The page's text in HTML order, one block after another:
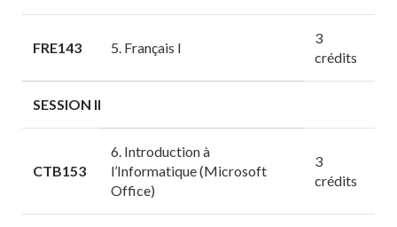
FRE143 5. Français I
3
crédits
SESSION II
CTB153
6. Introduction à
l’Informatique (Microsoft
Office)
3
crédits